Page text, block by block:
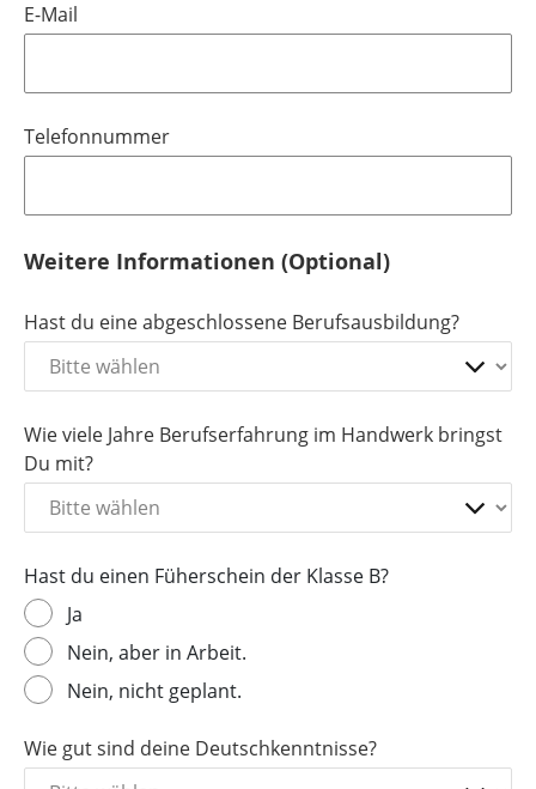
E-Mail
Telefonnummer
Weitere Informationen (Optional)
Hast du eine abgeschlossene Berufsausbildung?
Wie viele Jahre Berufserfahrung im Handwerk bringst
Du mit?
Hast du einen Füherschein der Klasse B?
Ja
Nein, aber in Arbeit.
Nein, nicht geplant.
Wie gut sind deine Deutschkenntnisse?